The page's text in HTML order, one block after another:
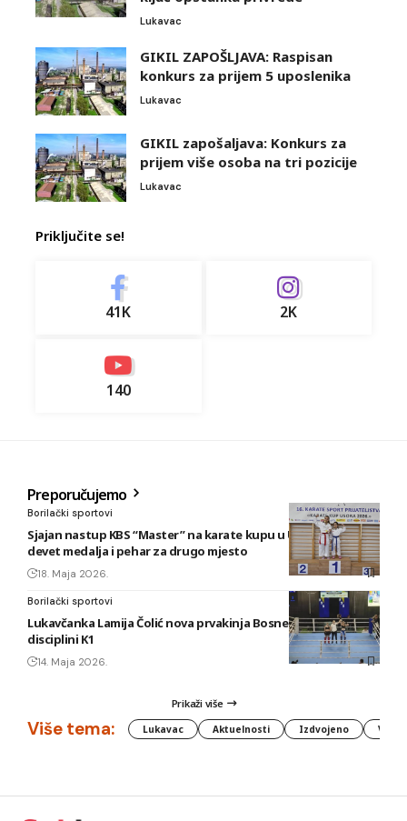
Lukavac
GIKIL ZAPOŠLJAVA: Raspisan
konkurs za prijem 5 uposlenika
Lukavac
GIKIL zapošaljava: Konkurs za
prijem više osoba na tri pozicije
Lukavac
Priključite se!
41K 2K
140
Preporučujemo
Borilački sportovi
Sjajan nastup KBS “Master” na karate kupu u Usori: Osvojeno
devet medalja i pehar za drugo mjesto
18. Maja 2026.
Borilački sportovi
Lukavčanka Lamija Čolić nova prvakinja Bosne i Hercegovine u
disciplini K1
14. Maja 2026.
Prikaži više
Više tema: Lukavac Aktuelnosti Izdvojeno